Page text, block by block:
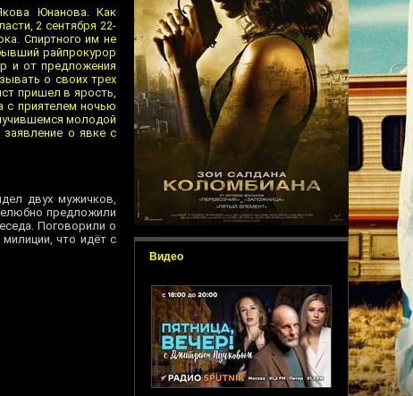
Видео
Юнанова. Как
2 сентября 22-
Спиртного им не
райпрокурор
и от предложения
о своих трех
пришел в ярость,
с приятелем ночью
молодой
о явке с
двух мужичков,
предложили
Поговорили о
что идёт с